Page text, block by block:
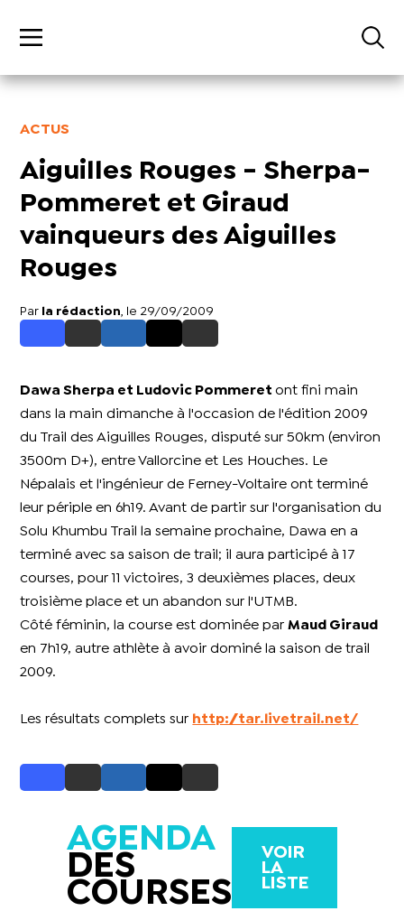
ACTUS
Aiguilles Rouges - Sherpa-
Pommeret et Giraud
vainqueurs des Aiguilles
Rouges
Par la rédaction , le 29/09/2009
Dawa Sherpa et Ludovic Pommeretont fini main
dans la main dimanche à l'occasion de l'édition 2009
du Trail des Aiguilles Rouges, disputé sur 50km (environ
3500m D+), entre Vallorcine et Les Houches. Le
Népalais et l'ingénieur de Ferney-Voltaire ont terminé
leur périple en 6h19. Avant de partir sur l'organisation du
Solu Khumbu Trail la semaine prochaine, Dawa en a
terminé avec sa saison de trail; il aura participé à 17
courses, pour 11 victoires, 3 deuxièmes places, deux
troisième place et un abandon sur l'UTMB.
Côté féminin, la course est dominée parMaud Giraud
en 7h19, autre athlète à avoir dominé la saison de trail
2009.
Les résultats complets sur http://tar.livetrail.net/
AGENDA
DES
COURSES
VOIR
LA
LISTE